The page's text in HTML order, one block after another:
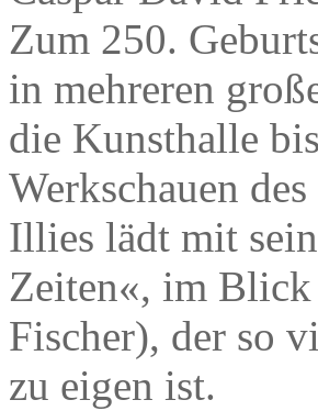
Zum 250.
in mehreren
die Kunsthalle
Werkschauen
Illies lädt mit
Zeiten«, im Blick
Fischer), der so
zu eigen ist.